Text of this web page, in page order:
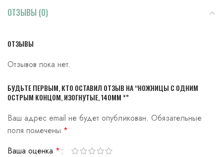
ОТЗЫВЫ (0)
ОТЗЫВЫ
Отзывов пока нет.
БУДЬТЕ ПЕРВЫМ, КТО ОСТАВИЛ ОТЗЫВ НА “НОЖНИЦЫ С ОДНИМ
ОСТРЫМ КОНЦОМ, ИЗОГНУТЫЕ, 140ММ *”
Ваш адрес email не будет опубликован. Обязательные
поля помечены *
Ваша оценка *